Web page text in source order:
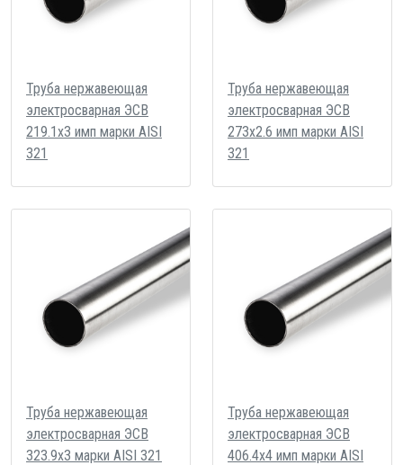
Труба нержавеющая
электросварная ЭСВ
219.1х3 имп марки AISI
321
Труба нержавеющая
электросварная ЭСВ
273х2.6 имп марки AISI
321
Труба нержавеющая
электросварная ЭСВ
323.9х3 марки AISI 321
Труба нержавеющая
электросварная ЭСВ
406.4х4 имп марки AISI